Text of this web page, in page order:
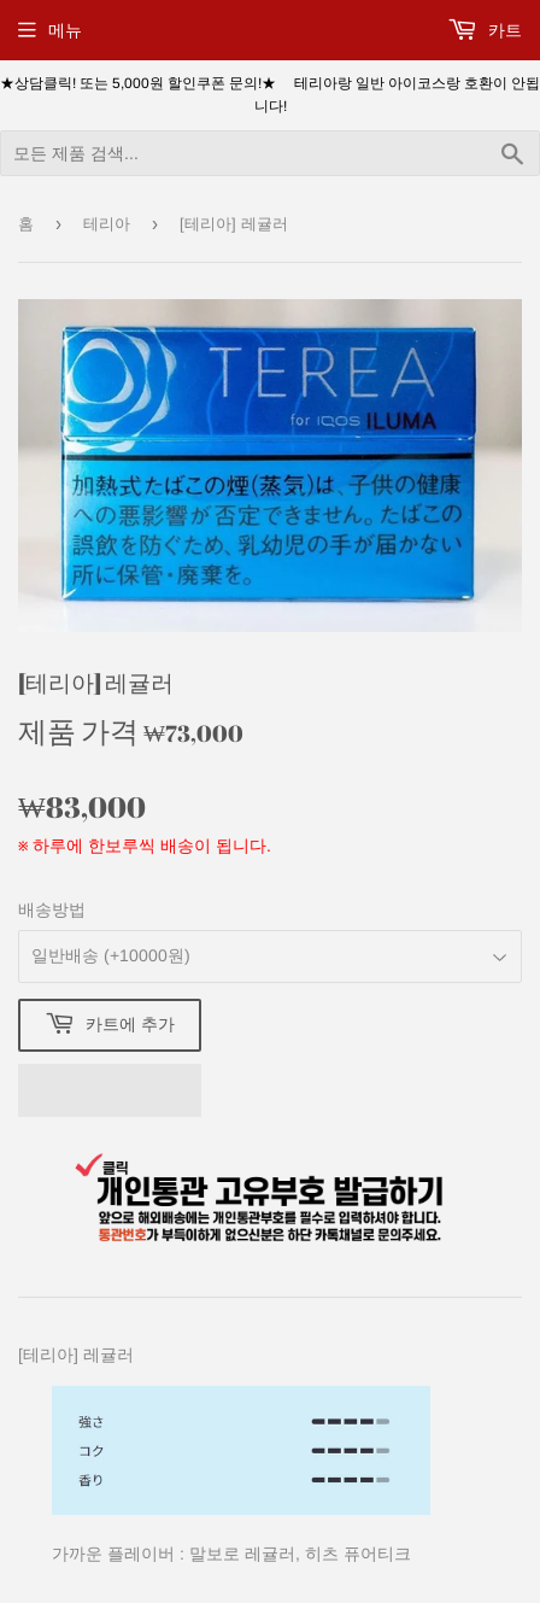
★상담클릭! 또는 5,000원 할인쿠폰 문의!★ 테리아랑 일반 아이코스랑 호환이 안됩
니다!
메뉴 카트
홈 › 테리아 › [테리아] 레귤러
[테리아] 레귤러
제품 가격 ₩73,000
₩83,000
※ 하루에 한보루씩 배송이 됩니다.
배송방법
카트에 추가
[테리아] 레귤러
가까운 플레이버 : 말보로 레귤러, 히츠 퓨어티크